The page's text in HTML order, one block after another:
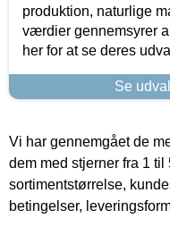
produktion, naturlige
værdier gennemsyrer
her for at se deres
Se
Vi har gennemgået de
dem med stjerner fra 1
sortimentstørrelse,
betingelser,